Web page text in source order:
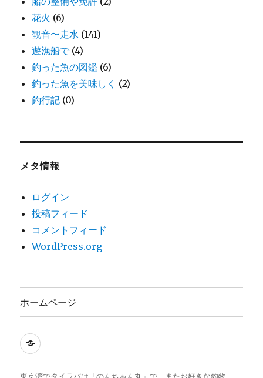
花火 (6)
観音〜走水 (141)
遊漁船で(4)
釣った魚の図鑑 (6)
釣った魚を美味しく (2)
釣行記 (0)
メタ情報
ログイン
投稿フィード
コメントフィード
WordPress.org
ホームページ
ホ
ム